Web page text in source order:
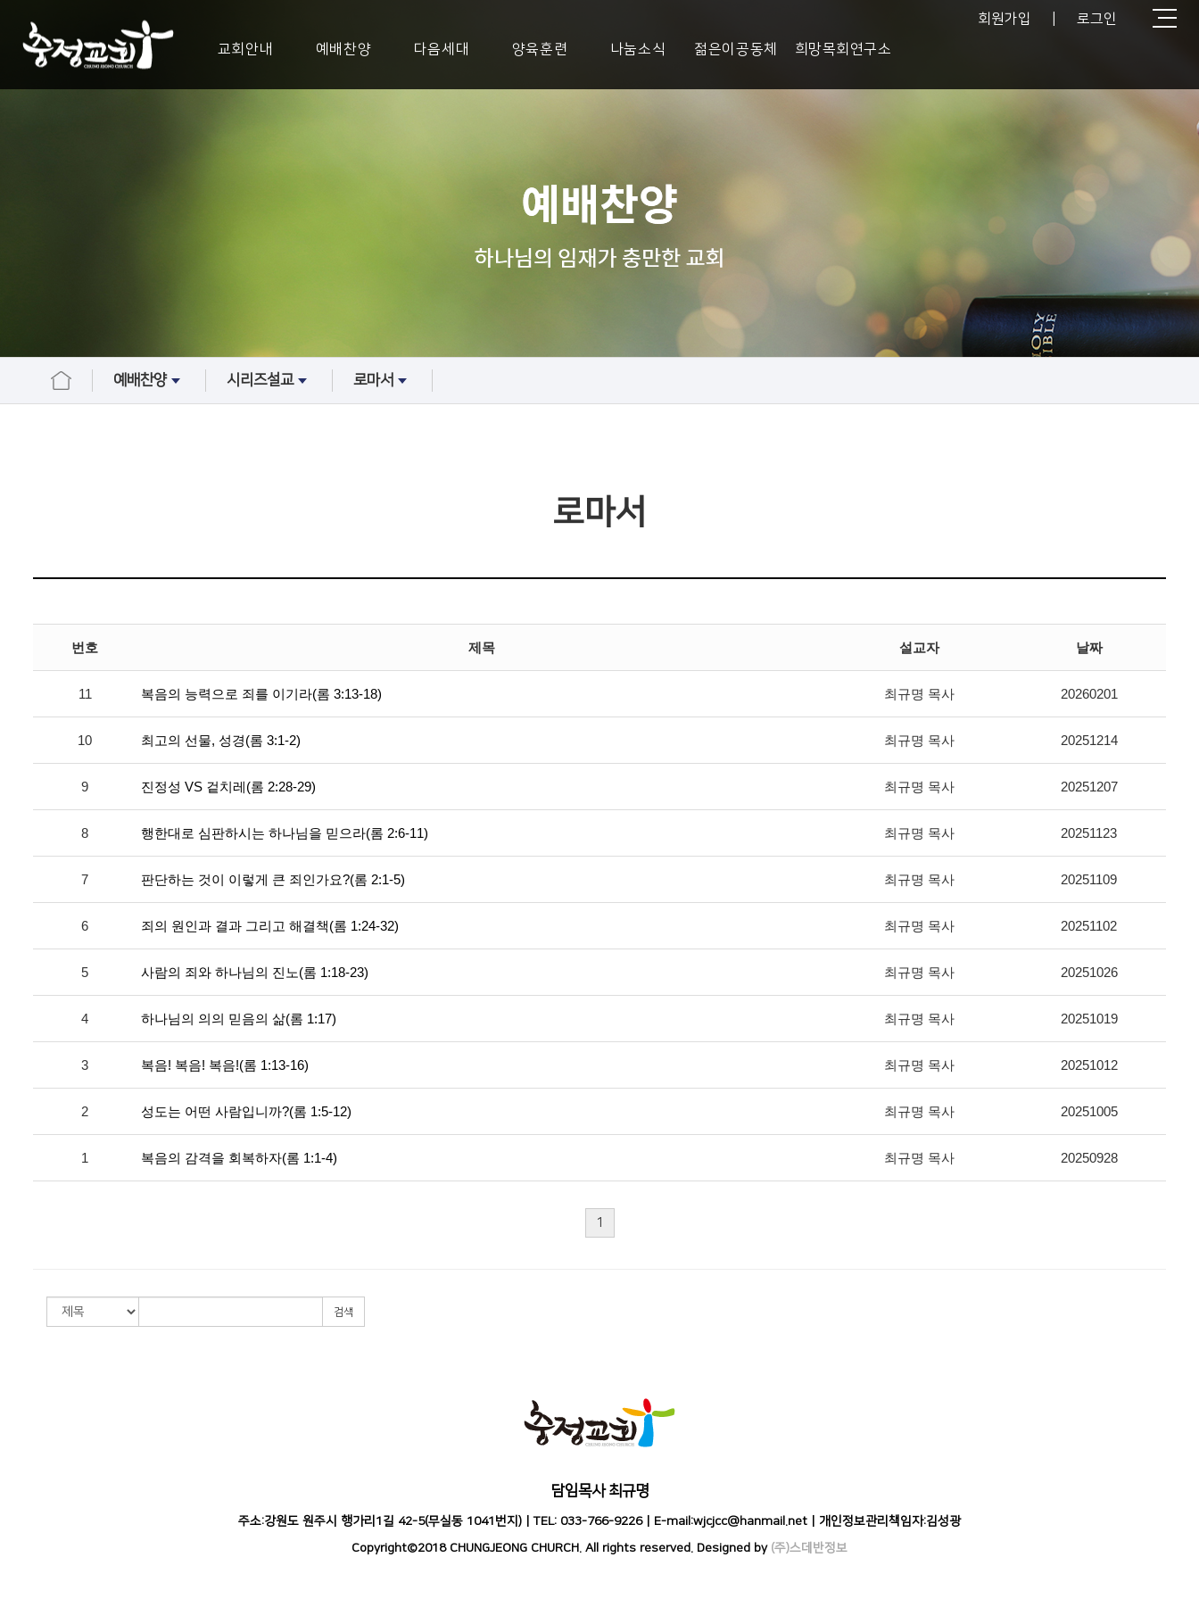
교회안내 예배찬양 다음세대 양육훈련 나눔소식 젊은이공동체 희망목회연구소
회원가입 로그인
예배찬양 시리즈설교 로마서
로마서
번호 제목 설교자 날짜
11 복음의 능력으로 죄를 이기라(롬 3:13-18) 최규명 목사 20260201
10 최고의 선물, 성경(롬 3:1-2) 최규명 목사 20251214
9 진정성 VS 겉치레(롬 2:28-29) 최규명 목사 20251207
8 행한대로 심판하시는 하나님을 믿으라(롬 2:6-11) 최규명 목사 20251123
7 판단하는 것이 이렇게 큰 죄인가요?(롬 2:1-5) 최규명 목사 20251109
6 죄의 원인과 결과 그리고 해결책(롬 1:24-32) 최규명 목사 20251102
5 사람의 죄와 하나님의 진노(롬 1:18-23) 최규명 목사 20251026
4 하나님의 의의 믿음의 삶(롬 1:17) 최규명 목사 20251019
3 복음! 복음! 복음!(롬 1:13-16) 최규명 목사 20251012
2 성도는 어떤 사람입니까?(롬 1:5-12) 최규명 목사 20251005
1 복음의 감격을 회복하자(롬 1:1-4) 최규명 목사 20250928
1
검색
담임목사 최규명
주소:강원도 원주시 행가리1길 42-5(무실동 1041번지) | TEL: 033-766-9226 | E-mail:wjcjcc@hanmail.net | 개인정보관리책임자:김성광
Copyright©2018 CHUNGJEONG CHURCH. All rights reserved. Designed by (주)스데반정보